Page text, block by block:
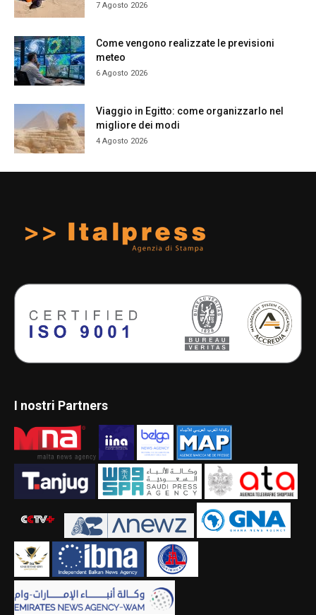
7 Agosto 2026
Come vengono realizzate le previsioni
meteo
6 Agosto 2026
Viaggio in Egitto: come organizzarlo nel
migliore dei modi
4 Agosto 2026
I nostri Partners